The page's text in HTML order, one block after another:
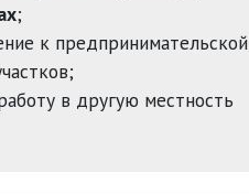
;
к предпринимательской
в другую местность